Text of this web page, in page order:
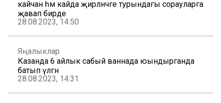
кайчан һәм кайда җирләнәчәге турындагы сорауларга
җавап бирде
28.08.2023, 14:50
Яңалыклар
Казанда 6 айлык сабый ваннада юындырганда
батып үлгән
28.08.2023, 14:31